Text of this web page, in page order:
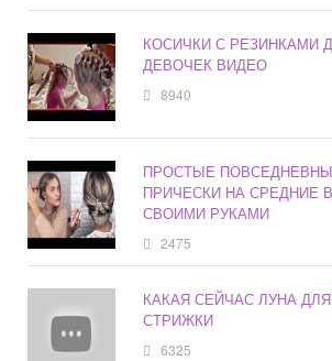
КОСИЧКИ С РЕЗИНКАМИ
ДЕВОЧЕК ВИДЕО
8940
ПРОСТЫЕ
ПРИЧЕСКИ НА СРЕДНИЕ
СВОИМИ РУКАМИ
2475
КАКАЯ СЕЙЧАС ЛУНА ДЛЯ
СТРИЖКИ
6325